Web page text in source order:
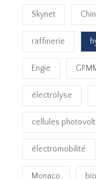
Skynet
raffinerie
Engie
électrolyse
cellules
électromobilité
Monaco